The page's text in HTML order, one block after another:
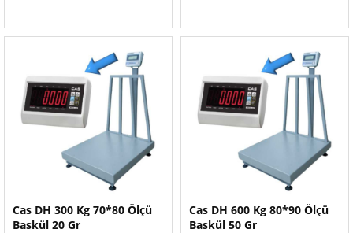
Cas DH 300 Kg 70*80 Ölçü
Baskül 20 Gr
Cas DH 600 Kg 80*90 Ölçü
Baskül 50 Gr